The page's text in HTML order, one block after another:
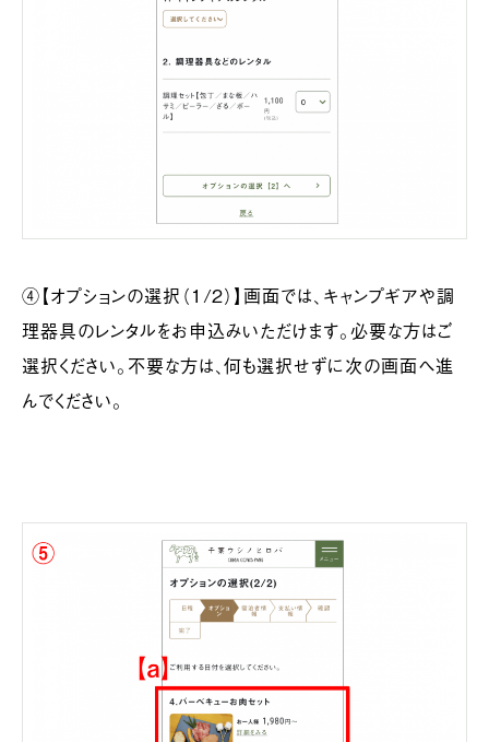
④【オプションの選択（1/2）】画面では、キャンプギアや調
理器具のレンタルをお申込みいただけます。必要な方はご
選択ください。不要な方は、何も選択せずに次の画面へ進
んでください。